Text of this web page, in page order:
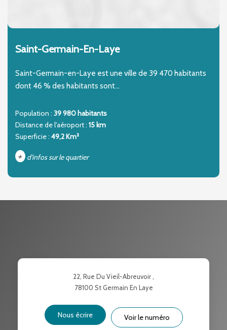
Saint-Germain-En-Laye
Saint-Germain-en-Laye est une ville de 39 470 habitants
dont 46 % des habitants sont...
Population : 39 980 habitants
Distance de l'aéroport : 15 km
Superficie : 49,2 Km²
+ d'infos sur le quartier
VOITURE
RÉSULTATS DES LYCÉES ECOLES ET CRÈCHES
22, Rue Du Vieil-Abreuvoir ,
78100 St Germain En Laye
Nous écrire Voir le numéro